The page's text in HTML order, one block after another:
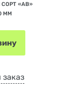
СОРТ «АВ»
ММ